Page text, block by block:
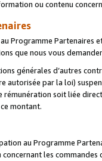
ou contenu
Programme Partenaires
que nous vous
générales d’autres
autorisée par la loi)
soit liée
montant.
au Programme
les